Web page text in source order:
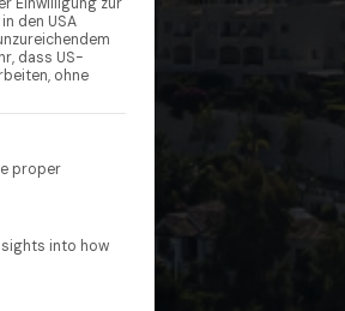
den USA
dass US-
ohne
erteilt werden kann. Die erste
proper
into how